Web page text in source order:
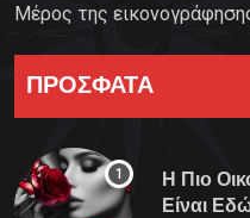
Μέρος της εικονογράφησης
ΠΡΟΣΦΑΤΑ
Η Πιο
Είναι